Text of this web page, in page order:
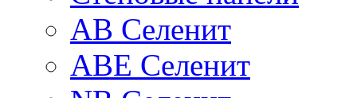
AB Селенит
ABE Селенит